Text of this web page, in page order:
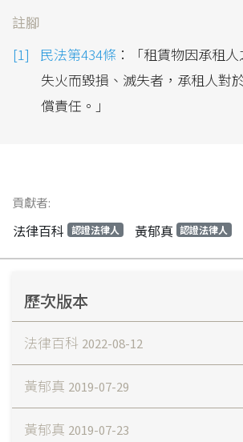
註腳
民法第434條 ：「租賃物因承租
失火而毀損、滅失者，承租人對
償責任。｣
貢獻者:
法律百科 認證法律人 黃郁真 認證法律人
歷次版本
法律百科 2022-08-12
黃郁真 2019-07-29
黃郁真 2019-07-23